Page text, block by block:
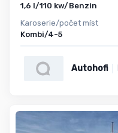
1,6 l/110 kw/Benzin
Karoserie/počet míst
Kombi/4-5
Autohofi